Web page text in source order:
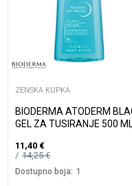
ZENSKA KUPKA
BIODERMA ATODERM
GEL ZA TUSIRANJE 500 ML
11,40 €
14,25€
Dostupno boja: 1